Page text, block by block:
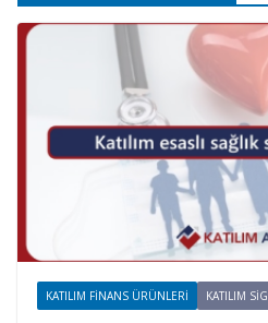
KATILIM FINANS ÜRÜNLERI KATILIM